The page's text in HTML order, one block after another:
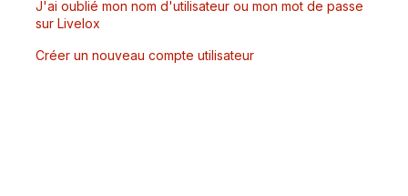
J'ai oublié mon nom d'utilisateur ou mon mot de passe
sur Livelox
Créer un nouveau compte utilisateur